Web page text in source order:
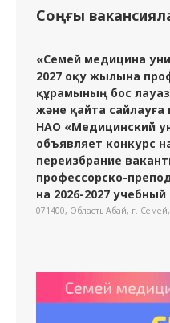
Соңғы
«Семей медицина
2027 оқу жылына
құрамының бос
және қайта
НАО «Медицинский
объявляет конкурс
переизбрание
профессорско-
на 2026-2027 учебный
071400, Область Абай, г.